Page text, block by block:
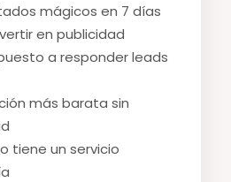
mágicos en 7 días
en publicidad
a responder leads
más barata sin
tiene un servicio